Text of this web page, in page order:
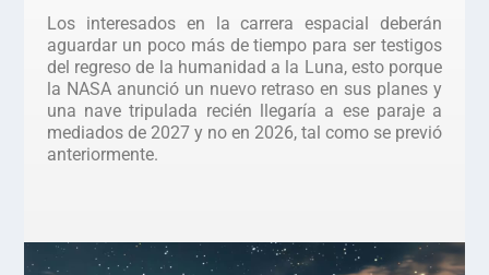
Los interesados en la carrera espacial deberán
aguardar un poco más de tiempo para ser testigos
del regreso de la humanidad a la Luna, esto porque
la NASA anunció un nuevo retraso en sus planes y
una nave tripulada recién llegaría a ese paraje a
mediados de 2027 y no en 2026, tal como se previó
anteriormente.